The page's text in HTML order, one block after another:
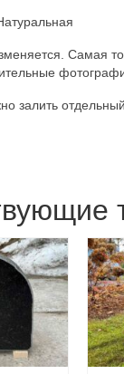
Самая
залить